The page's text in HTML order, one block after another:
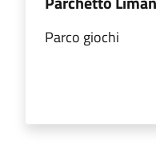
Parco giochi